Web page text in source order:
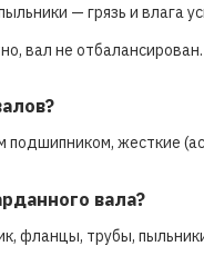
— грязь и влага
вал не отбалансирован.
жесткие
вала?
фланцы, трубы,